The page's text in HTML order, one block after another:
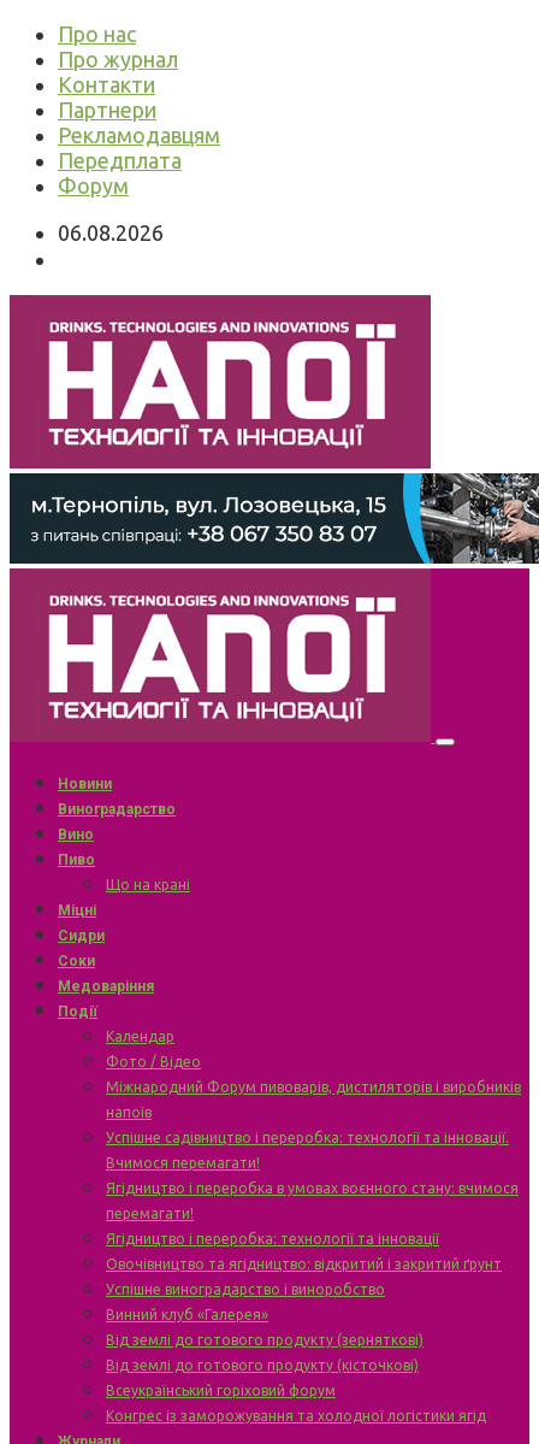
Про нас
Про журнал
Контакти
Партнери
Рекламодавцям
Передплата
Форум
06.08.2026
Новини
Виноградарство
Вино
Пиво
Що на крані
Міцні
Сидри
Соки
Медоваріння
Події
Календар
Фото / Відео
Міжнародний Форум пивоварів, дистиляторів і виробників
напоїв
Успішне садівництво і переробка: технології та інновації.
Вчимося перемагати!
Ягідництво і переробка в умовах воєнного стану: вчимося
перемагати!
Ягідництво і переробка: технології та інновації
Овочівництво та ягідництво: відкритий і закритий ґрунт
Успішне виноградарство і виноробство
Винний клуб «Галерея»
Від землі до готового продукту (зерняткові)
Від землі до готового продукту (кісточкові)
Всеукраїнський горіховий форум
Конгрес із заморожування та холодної логістики ягід